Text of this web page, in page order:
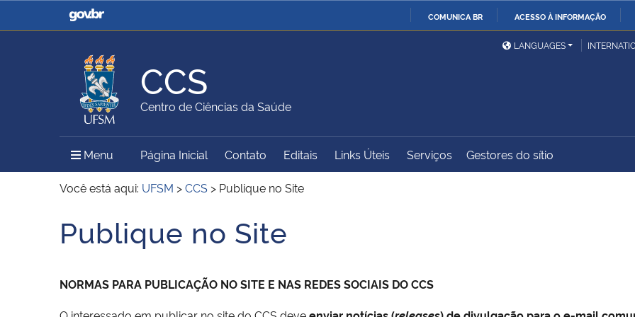
COMUNICA BR ACESSO À INFORMAÇÃO
Casa Civil
Ministério da Justiça e
Ministério da Defesa
Ministério das Relações
Exteriores
Ministério da Agricultura,
Pecuária e Abastecimento
Ministério da Educação
Ministério do Meio Ambiente Ministério do Turismo
Ministério do
Controladoria-Geral da
Secretaria de Governo
Gabinete de Segurança
LANGUAGES
CCS
Centro de Ciências da Saúde
Menu Menu Principal do Sítio
Página Inicial Contato Editais Links Úteis Serviços Gestores do sítio
Você está aqui: UFSM >CCS > Publique no Site
Início do conteúdo
Publique no Site
NORMAS PARA PUBLICAÇÃO NO SITE E NAS REDES SOCIAIS DO CCS